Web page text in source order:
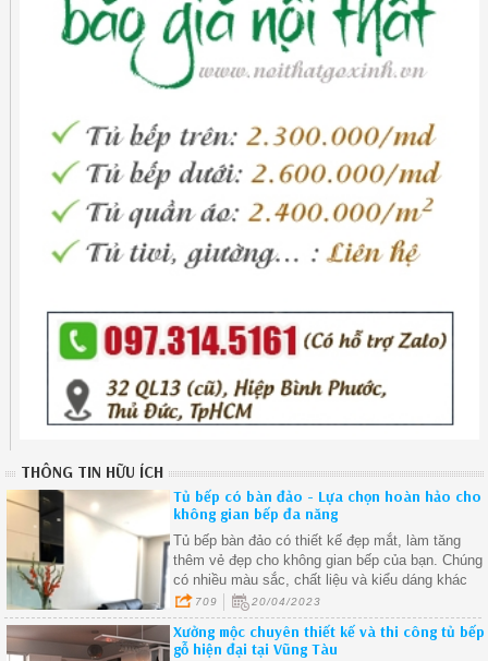
THÔNG TIN HỮU ÍCH
Tủ bếp có bàn đảo - Lựa chọn hoàn hảo cho
không gian bếp đa năng
Tủ bếp bàn đảo có thiết kế đẹp mắt, làm tăng
thêm vẻ đẹp cho không gian bếp của bạn. Chúng
có nhiều màu sắc, chất liệu và kiểu dáng khác
nhau để bạn có thể lựa chọn phù hợp với phong
cách thiết kế nội thất của căn nhà của bạn
709 20/04/2023
Xưởng mộc chuyên thiết kế và thi công tủ bếp
gỗ hiện đại tại Vũng Tàu